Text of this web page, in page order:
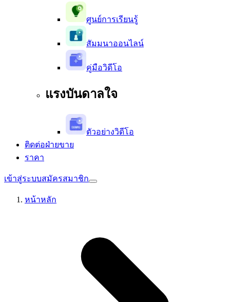
ศูนย์การเรียนรู้
สัมมนาออนไลน์
คู่มือวิดีโอ
แรงบันดาลใจ
ตัวอย่างวิดีโอ
ติดต่อฝ่ายขาย
ราคา
เข้าสู่ระบบสมัครสมาชิก
หน้าหลัก